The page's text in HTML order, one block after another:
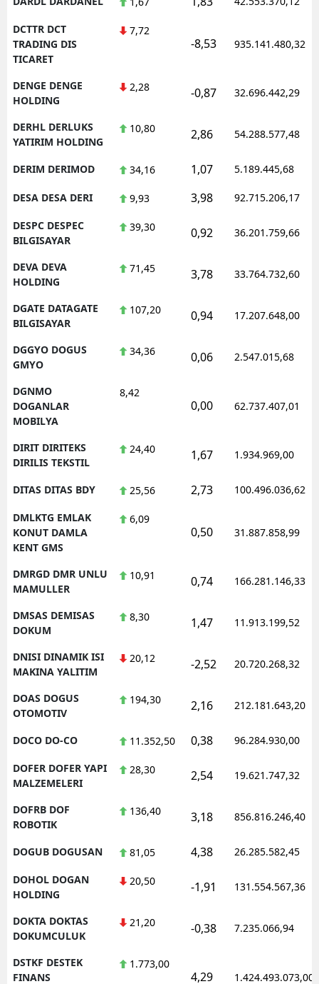
DCTTR DCT
TRADING DIS
TICARET
7,72
-8,53 935.141.480,32
DENGE DENGE
HOLDING
2,28 -0,87 32.696.442,29
DERHL DERLUKS
YATIRIM HOLDING
10,80 2,86 54.288.577,48
DERIM DERIMOD 34,16 1,07 5.189.445,68
DESA DESA DERI 9,93 3,98 92.715.206,17
DESPC DESPEC
BILGISAYAR
39,30 0,92 36.201.759,66
DEVA DEVA
HOLDING
71,45 3,78 33.764.732,60
DGATE DATAGATE
BILGISAYAR
107,20 0,94 17.207.648,00
DGGYO DOGUS
GMYO
34,36 0,06 2.547.015,68
DGNMO
DOGANLAR
MOBILYA
8,42
0,00 62.737.407,01
DIRIT DIRITEKS
DIRILIS TEKSTIL
24,40 1,67 1.934.969,00
DITAS DITAS BDY 25,56 2,73 100.496.036,62
DMLKTG EMLAK
KONUT DAMLA
KENT GMS
6,09
0,50 31.887.858,99
DMRGD DMR UNLU
MAMULLER
10,91 0,74 166.281.146,33
DMSAS DEMISAS
DOKUM
8,30 1,47 11.913.199,52
DNISI DINAMIK ISI
MAKINA YALITIM
20,12 -2,52 20.720.268,32
DOAS DOGUS
OTOMOTIV
194,30 2,16 212.181.643,20
DOCO DO-CO 11.352,50 0,38 96.284.930,00
DOFER DOFER YAPI
MALZEMELERI
28,30 2,54 19.621.747,32
DOFRB DOF
ROBOTIK
136,40 3,18 856.816.246,40
DOGUB DOGUSAN 81,05 4,38 26.285.582,45
DOHOL DOGAN
HOLDING
20,50 -1,91 131.554.567,36
DOKTA DOKTAS
DOKUMCULUK
21,20 -0,38 7.235.066,94
DSTKF DESTEK
FINANS
1.773,00
4,29 1.424.493.073,00